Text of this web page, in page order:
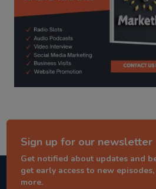
Sign up for our newsletter
Get notified about updates and
get early access to new
more.